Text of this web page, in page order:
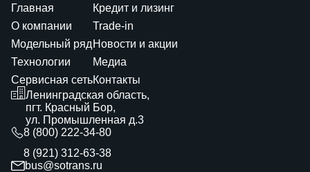
Главная
О компании
Модельный ряд
Технологии
Сервисная сеть
Кредит и лизинг
Trade-in
Новости и акции
Медиа
Контакты
Ленинградская область,
пгт. Красный Бор,
ул. Промышленная д.3
8 (800) 222-34-80
8 (921) 312-63-38
bus@sotrans.ru